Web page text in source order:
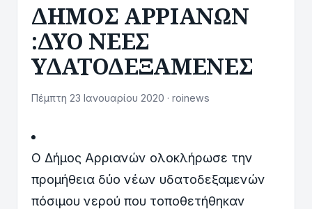
ΔΗΜΟΣ ΑΡΡΙΑΝΩΝ
:ΔΥΟ ΝΕΕΣ
ΥΔΑΤΟΔΕΞΑΜΕΝΕΣ
Πέμπτη 23 Ιανουαρίου 2020 · roinews
Ο Δήμος Αρριανών ολοκλήρωσε την
προμήθεια δύο νέων υδατοδεξαμενών
πόσιμου νερού που τοποθετήθηκαν